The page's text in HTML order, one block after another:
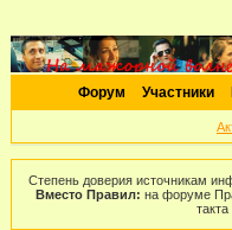
Форум Участники
Степень доверия источникам
Вместо Правил: на форуме